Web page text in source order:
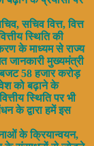
सचिव वित्त, वित्त
स्थिति की
के माध्यम से राज्य
जानकारी मुख्यमंत्री
बजट 58 हजार करोड़
को बढ़ाने के
स्थिति पर भी
के द्वारा हमें इस
के क्रियान्वयन,